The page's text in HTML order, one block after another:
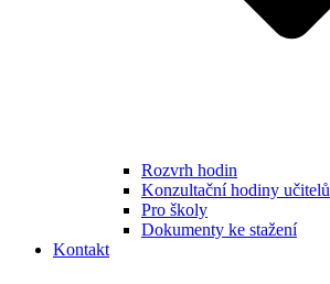
Rozvrh hodin
Konzultační hodiny učitelů
Pro školy
Dokumenty ke stažení
Kontakt